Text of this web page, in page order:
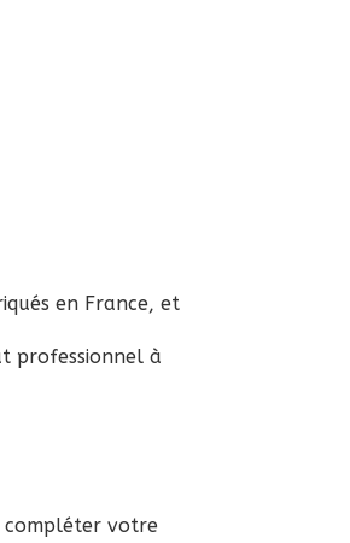
en France, et
professionnel à
compléter votre